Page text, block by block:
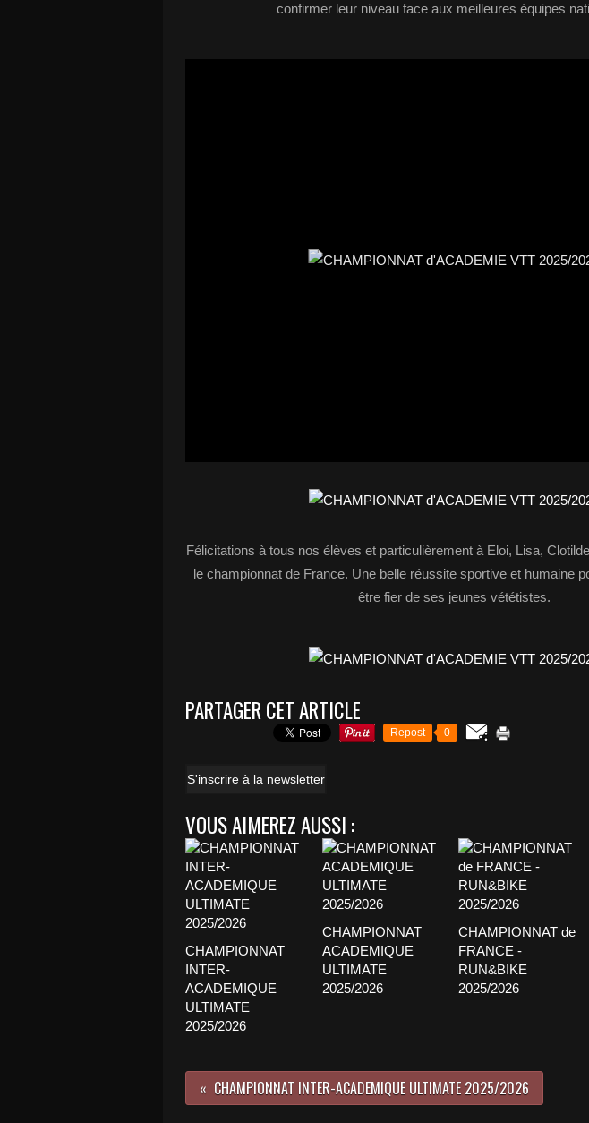
confirmer leur niveau face aux meilleures équipes
Félicitations à tous nos élèves et particulièrement à Eloi, Lisa,
le championnat de France. Une belle réussite sportive et humaine
être fier de ses jeunes vététistes.
PARTAGER CET ARTICLE
Repost 0
S'inscrire à la newsletter
VOUS AIMEREZ AUSSI :
CHAMPIONNAT
INTER-
ACADEMIQUE
ULTIMATE
2025/2026
CHAMPIONNAT
ACADEMIQUE
ULTIMATE
2025/2026
CHAMPIONNAT de
FRANCE -
RUN&BIKE
2025/2026
CHAMPIONNAT INTER-ACADEMIQUE ULTIMATE 2025/2026